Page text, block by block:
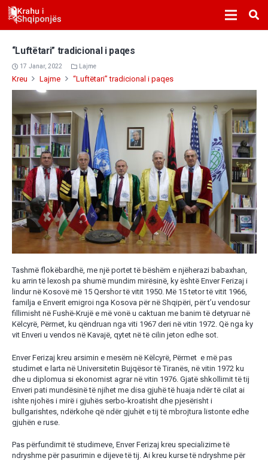
“Luftëtari” tradicional i paqes
17 Janar, 2022 Lajme
Kreu Lajme “Luftëtari” tradicional i paqes
Tashmë flokëbardhë, me një portet të bëshëm e njëherazi babaxhan,
ku arrin të lexosh pa shumë mundim mirësinë, ky është Enver Ferizaj i
lindur në Kosovë më 15 Qershor të vitit 1950. Më 15 tetor të vitit 1966,
familja e Enverit emigroi nga Kosova për në Shqipëri, për t’u vendosur
fillimisht në Fushë-Krujë e më vonë u caktuan me banim të detyruar në
Këlcyrë, Përmet, ku qëndruan nga viti 1967 deri në vitin 1972. Që nga ky
vit Enveri u vendos në Kavajë, qytet në të cilin jeton edhe sot.
Enver Ferizaj kreu arsimin e mesëm në Këlcyrë, Përmet e më pas
studimet e larta në Universitetin Bujqësor të Tiranës, në vitin 1972 ku
dhe u diplomua si ekonomist agrar në vitin 1976. Gjatë shkollimit të tij
Enveri pati mundësinë të njihet me disa gjuhë të huaja ndër të cilat ai
ishte njohës i mirë i gjuhës serbo-kroatisht dhe pjesërisht i
bullgarishtes, ndërkohe që ndër gjuhët e tij të mbrojtura listonte edhe
gjuhën e ruse.
Pas përfundimit të studimeve, Enver Ferizaj kreu specializime të
ndryshme për pasurimin e dijeve të tij. Ai kreu kurse të ndryshme për